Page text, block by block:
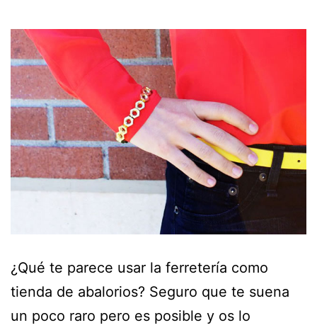
¿Qué te parece usar la ferretería como
tienda de abalorios? Seguro que te suena
un poco raro pero es posible y os lo